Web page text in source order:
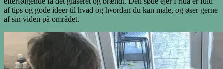
af tips og gode ideer til hvad og hvordan du kan male, og øser gerne
af sin viden på området.